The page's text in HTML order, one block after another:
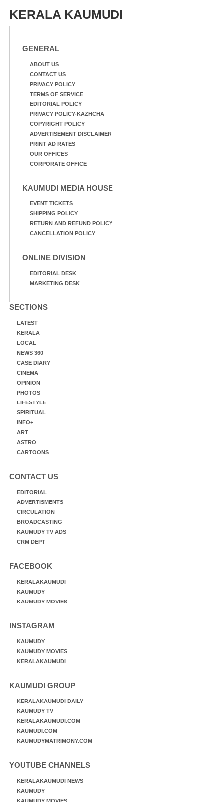
വെള്ളത്തിലൂടെ
KERALA KAUMUDI
GENERAL
ABOUT US
CONTACT US
PRIVACY POLICY
TERMS OF SERVICE
EDITORIAL POLICY
PRIVACY POLICY-KAZHCHA
COPYRIGHT POLICY
ADVERTISEMENT DISCLAIMER
PRINT AD RATES
OUR OFFICES
CORPORATE OFFICE
KAUMUDI MEDIA HOUSE
EVENT TICKETS
SHIPPING POLICY
RETURN AND REFUND POLICY
CANCELLATION POLICY
ONLINE DIVISION
EDITORIAL DESK
MARKETING DESK
SECTIONS
LATEST
KERALA
LOCAL
NEWS 360
CASE DIARY
CINEMA
OPINION
PHOTOS
LIFESTYLE
SPIRITUAL
INFO+
ART
ASTRO
CARTOONS
CONTACT US
EDITORIAL
ADVERTISMENTS
CIRCULATION
BROADCASTING
KAUMUDY TV ADS
CRM DEPT
FACEBOOK
KERALAKAUMUDI
KAUMUDY
KAUMUDY MOVIES
INSTAGRAM
KAUMUDY
KAUMUDY MOVIES
KERALAKAUMUDI
KAUMUDI GROUP
KERALAKAUMUDI DAILY
KAUMUDY TV
KERALAKAUMUDI.COM
KAUMUDI.COM
KAUMUDYMATRIMONY.COM
YOUTUBE CHANNELS
KERALAKAUMUDI NEWS
KAUMUDY
KAUMUDY MOVIES